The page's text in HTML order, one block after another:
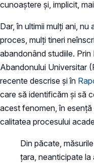
cunoaștere și, implicit,
Dar, în ultimii mulți ani,
proces, mulți tineri
abandonând studiile.
Abandonului Universitar
recente descrise și în
care să identificăm și să
acest fenomen, în
calitatea procesului
Din păcate,
țara, neanticipate